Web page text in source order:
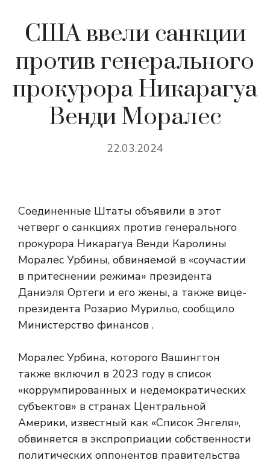
США ввели санкции
против генерального
прокурора Никарагуа
Венди Моралес
22.03.2024
Соединенные Штаты объявили в этот
четверг о санкциях против генерального
прокурора Никарагуа Венди Каролины
Моралес Урбины, обвиняемой в «соучастии
в притеснении режима» президента
Даниэля Ортеги и его жены, а также вице-
президента Розарио Мурильо, сообщило
Министерство финансов .
Моралес Урбина, которого Вашингтон
также включил в 2023 году в список
«коррумпированных и недемократических
субъектов» в странах Центральной
Америки, известный как «Список Энгеля»,
обвиняется в экспроприации собственности
политических оппонентов правительства